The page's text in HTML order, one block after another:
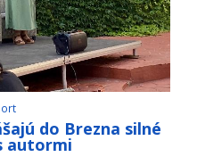
do Brezna silné
autormi